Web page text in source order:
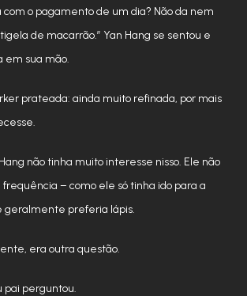
com o pagamento de um dia? Não da nem
de macarrão.” Yan Hang se sentou e
em sua mão.
prateada: ainda muito refinada, por mais
não tinha muito interesse nisso. Ele não
– como ele só tinha ido para a
geralmente preferia lápis.
era outra questão.
pai perguntou.